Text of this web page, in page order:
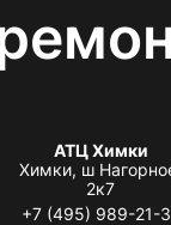
АТЦ Химки
Химки, ш
2к7
+7 (495) 989-21-